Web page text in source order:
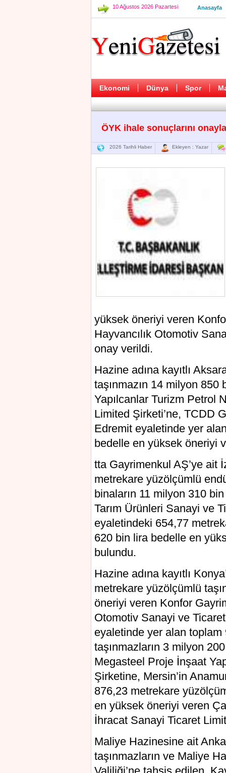
10 Ağustos 2026 Pazartesi Anasayfa
Ekonomi Dünya Spor
ÖYK ihale sonuçlarını
2026 Tarihli Haber Ekleyen : Yazar
yüksek öneriyi veren
Hayvancılık Otomotiv
onay verildi.
Hazine adına kayıtlı
taşınmazın 14 milyon
Yapılcanlar Turizm Petrol
Limited Şirketi’ne, TCDD
Edremit eyaletinde yer
bedelle en yüksek öneriyi
tta Gayrimenkul AŞ’ye ait
metrekare yüzölçümlü
binaların 11 milyon 310
Tarım Ürünleri Sanayi ve
eyaletindeki 654,77
620 bin lira bedelle en
bulundu.
Hazine adına kayıtlı
metrekare yüzölçümlü
öneriyi veren Konfor
Otomotiv Sanayi ve
eyaletinde yer alan
taşınmazların 3 milyon
Megasteel Proje İnşaat
Şirketine, Mersin’in
876,23 metrekare
en yüksek öneriyi veren
İhracat Sanayi Ticaret
Maliye Hazinesine ait
taşınmazların ve Maliye